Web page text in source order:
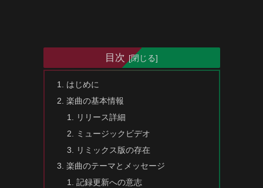
目次
はじめに
楽曲の基本情報
リリース詳細
ミュージックビデオ
リミックス版の存在
楽曲のテーマとメッセージ
記録更新への意志